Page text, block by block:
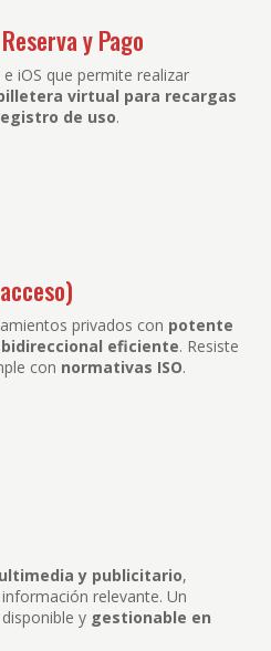
y Pago
iOS que permite realizar
virtual para recargas
de uso.
privados con potente
eficiente. Resiste
con normativas ISO.
y publicitario,
relevante. Un
y gestionable en